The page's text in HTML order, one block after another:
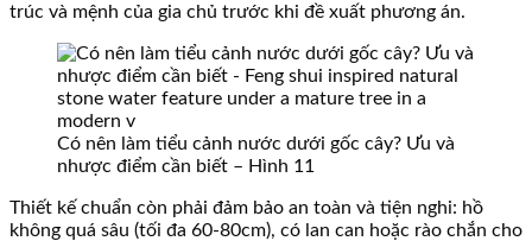
trúc và mệnh của gia chủ trước khi đề xuất phương án.
Có nên làm tiểu cảnh nước dưới gốc cây? Ưu và
nhược điểm cần biết – Hình 11
Thiết kế chuẩn còn phải đảm bảo an toàn và tiện nghi: hồ
không quá sâu (tối đa 60-80cm), có lan can hoặc rào chắn cho